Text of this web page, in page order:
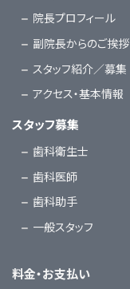
院長プロフィール
副院長からのご挨拶
スタッフ紹介／募集
アクセス・基本情報
スタッフ募集
歯科衛生士
歯科医師
歯科助手
一般スタッフ
料金・お支払い